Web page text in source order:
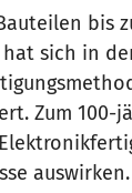
bis
sich in
Zum 100-
auswirken.